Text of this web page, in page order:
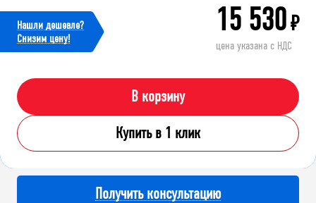
Нашли дешевле?
Cнизим цену!
15 530₽
цена указана с НДС
В корзину
Купить в 1 клик
Получить консультацию